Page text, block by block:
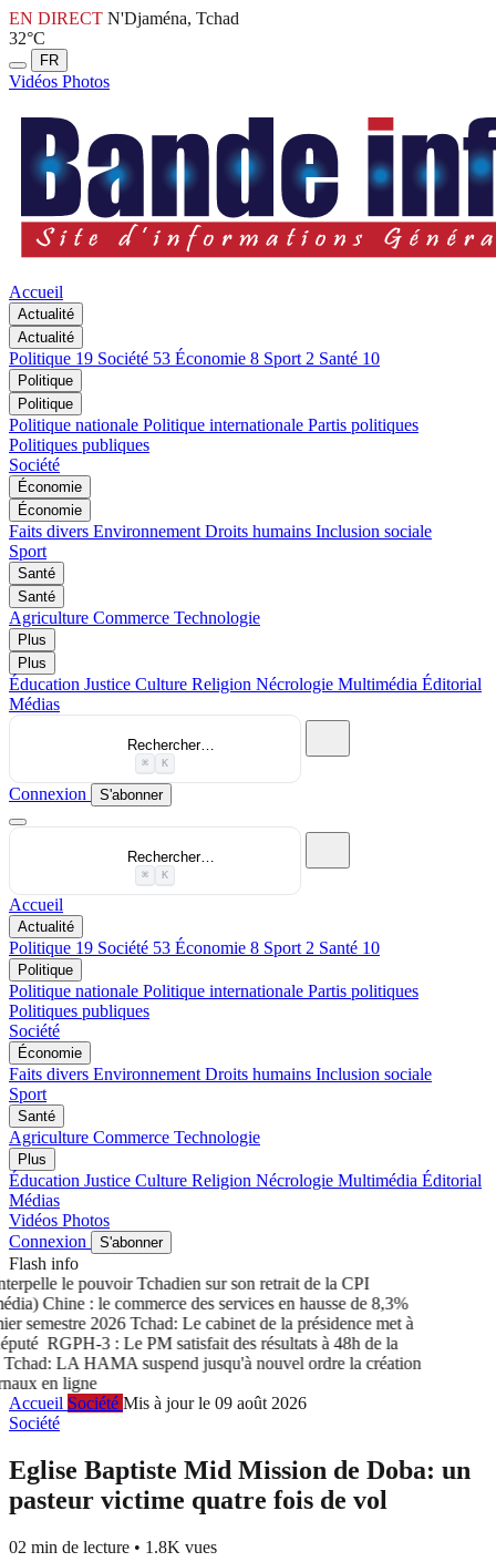
EN DIRECT N'Djaména, Tchad
32°C
FR
Vidéos Photos
Accueil
Actualité
Actualité
Politique 19 Société 53 Économie 8 Sport 2 Santé 10
Politique
Politique
Politique nationale Politique internationale Partis politiques
Politiques publiques
Société
Économie
Économie
Faits divers Environnement Droits humains Inclusion sociale
Sport
Santé
Santé
Agriculture Commerce Technologie
Plus
Plus
Éducation Justice Culture Religion Nécrologie Multimédia Éditorial
Médias
Rechercher…
⌘ K
Connexion S'abonner
Rechercher…
⌘ K
Accueil
Actualité
Politique 19 Société 53 Économie 8 Sport 2 Santé 10
Politique
Politique nationale Politique internationale Partis politiques
Politiques publiques
Société
Économie
Faits divers Environnement Droits humains Inclusion sociale
Sport
Santé
Agriculture Commerce Technologie
Plus
Éducation Justice Culture Religion Nécrologie Multimédia Éditorial
Médias
Vidéos Photos
Connexion
S'abonner
Flash info
le pouvoir Tchadien sur son retrait de la CPI
Chine : le commerce des services en hausse de 8,3%
semestre 2026Tchad: Le cabinet de la présidence met à
RGPH-3 : Le PM satisfait des résultats à 48h de la
LA HAMA suspend jusqu'à nouvel ordre la création
en ligne
Accueil Société Mis à jour le 09 août 2026
Société
Eglise Baptiste Mid Mission de Doba: un
pasteur victime quatre fois de vol
02 min de lecture • 1.8K vues